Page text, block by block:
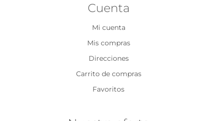
Cuenta
Mi cuenta
Mis compras
Direcciones
Carrito de compras
Favoritos